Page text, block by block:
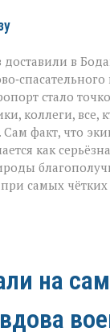
в
стало
коллеги, все,
факт, что
как
самых
на